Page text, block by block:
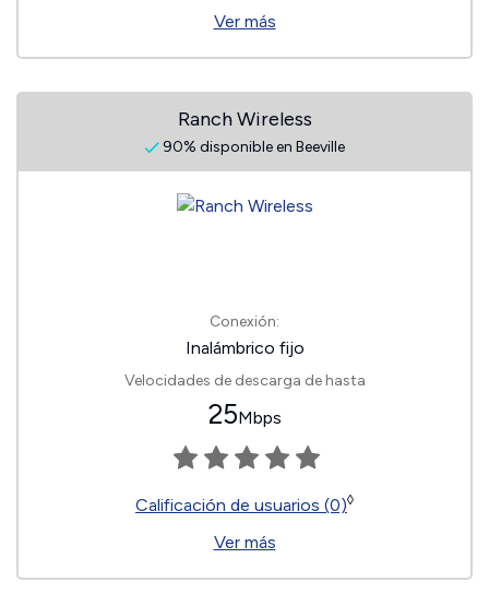
Ver más
Ranch Wireless
90% disponible en Beeville
Conexión:
Inalámbrico fijo
Velocidades de descarga de hasta
25Mbps
Calificación de usuarios (0)◊
Ver más